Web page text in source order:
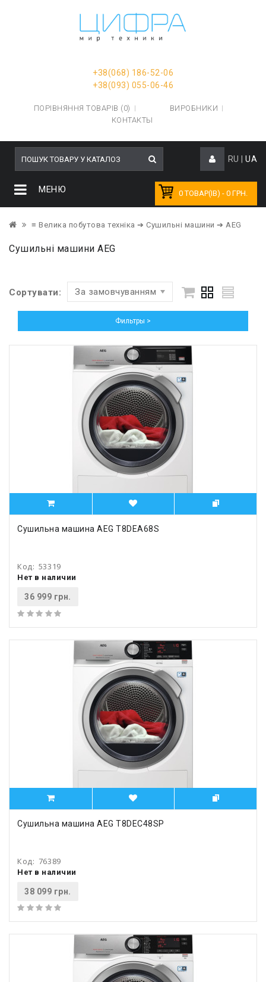
+38(068) 186-52-06
+38(093) 055-06-46
ПОРІВНЯННЯ ТОВАРІВ (0)
ВИРОБНИКИ
КОНТАКТЫ
RU UA
0 ТОВАР(ІВ) - 0 ГРН.
МЕНЮ
≡ Велика побутова техніка ➔ Сушильні машини ➔ AEG
Сушильні машини AEG
Сортувати: За замовчуванням
Фильтры >
Сушильна машина AEG T8DEA68S
Код: 53319
Нет в наличии
36 999 грн.
Сушильна машина AEG T8DEC48SP
Код: 76389
Нет в наличии
38 099 грн.